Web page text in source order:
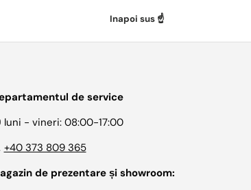
Inapoi sus ☝️
de service
luni - vineri: 08:00-17:00
+40 373 809 365
de prezentare și showroom: